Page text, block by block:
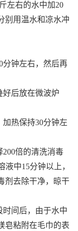
左右的水中加20
别用温水和凉水冲
分钟左右，然后再
好后放在微波炉
热保持30分钟左
倍的清洗消毒
中15分钟以上，
剂去除干净，晾干
间后，由于水中
皂粘附在毛巾的表